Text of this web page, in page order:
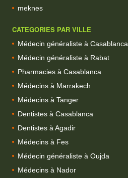
meknes
CATEGORIES PAR VILLE
Médecin généraliste à Casablanca
Médecin généraliste à Rabat
Pharmacies à Casablanca
Médecins à Marrakech
Médecins à Tanger
Dentistes à Casablanca
Dentistes à Agadir
Médecins à Fes
Médecin généraliste à Oujda
Médecins à Nador